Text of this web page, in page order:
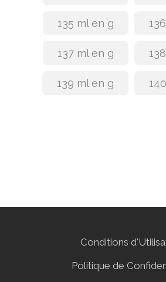
135 ml en g
137 ml en g
139 ml en g
Conditions
Politique de